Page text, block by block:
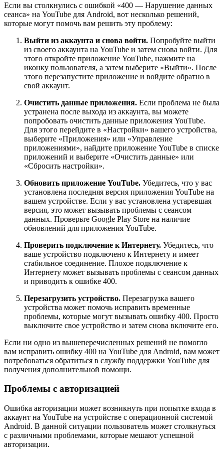
Если вы столкнулись с ошибкой «400 — Нарушение данных
сеанса» на YouTube для Android, вот несколько решений,
которые могут помочь вам решить эту проблему:
Выйти из аккаунта и снова войти. Попробуйте выйти
из своего аккаунта на YouTube и затем снова войти. Для
этого откройте приложение YouTube, нажмите на
иконку пользователя, а затем выберите «Выйти». После
этого перезапустите приложение и войдите обратно в
свой аккаунт.
Очистить данные приложения. Если проблема не была
устранена после выхода из аккаунта, вы можете
попробовать очистить данные приложения YouTube.
Для этого перейдите в «Настройки» вашего устройства,
выберите «Приложения» или «Управление
приложениями», найдите приложение YouTube в списке
приложений и выберите «Очистить данные» или
«Сбросить настройки».
Обновить приложение YouTube. Убедитесь, что у вас
установлена последняя версия приложения YouTube на
вашем устройстве. Если у вас установлена устаревшая
версия, это может вызывать проблемы с сеансом
данных. Проверьте Google Play Store на наличие
обновлений для приложения YouTube.
Проверить подключение к Интернету. Убедитесь, что
ваше устройство подключено к Интернету и имеет
стабильное соединение. Плохое подключение к
Интернету может вызывать проблемы с сеансом данных
и приводить к ошибке 400.
Перезагрузить устройство. Перезагрузка вашего
устройства может помочь исправить временные
проблемы, которые могут вызывать ошибку 400. Просто
выключите свое устройство и затем снова включите его.
Если ни одно из вышеперечисленных решений не помогло
вам исправить ошибку 400 на YouTube для Android, вам может
потребоваться обратиться в службу поддержки YouTube для
получения дополнительной помощи.
Проблемы с авторизацией
Ошибка авторизации может возникнуть при попытке входа в
аккаунт на YouTube на устройстве с операционной системой
Android. В данной ситуации пользователь может столкнуться
с различными проблемами, которые мешают успешной
авторизации.